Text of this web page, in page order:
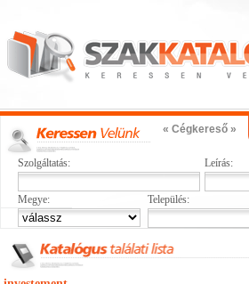
« Cégkereső »
Szolgáltatás: Leírás:
Megye: Település: